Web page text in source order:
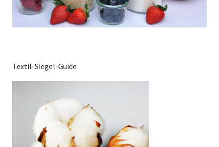
Textil-Siegel-Guide